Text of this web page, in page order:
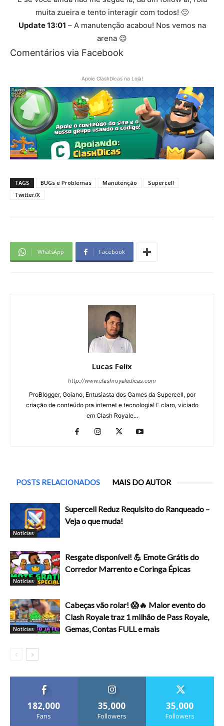
muita zueira e tento interagir com todos! 🙂
Update 13:01 – A manutenção acabou! Nos vemos na
arena 😉
Comentários via Facebook
Apoie ClashDicas na Loja!
TAGS BUGs e Problemas Manutenção
Supercell
Twitter/X
WhatsApp Facebook
Lucas Felix
http://www.clashroyaledicas.com
ProBlogger, Goiano, Entusiasta dos Games da Supercell, por
criação de conteúdo pra internet e tecnologia! E claro, viciado
em Clash Royale...
POSTS RELACIONADOS MAIS DO AUTOR
Notícias
Supercell Reduz Requisito do Ranqueado –
Veja o que muda!
Notícias
Resgate disponível! 💪 Emote Grátis do
Corredor Marrento e Coringa Épicas
Notícias
Cabeças vão rolar! 😱🔥 Maior evento do
Clash Royale traz 1 milhão de Pass Royale,
Gemas, Contas FULL e mais
182,000
Fans
35,000
Followers
35,000
Followers